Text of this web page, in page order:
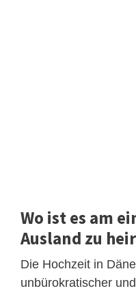
Wo ist es am
Ausland zu
Die Hochzeit in
unbürokratischer